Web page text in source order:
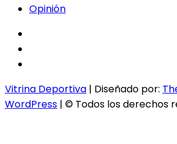
Opinión
Vitrina Deportiva | Diseñado por:
WordPress | © Todos los derechos